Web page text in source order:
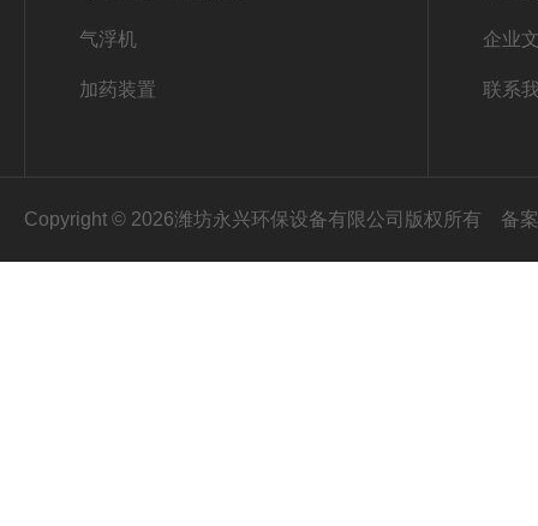
气浮机
加药装置
企业
联系
Copyright © 2026潍坊永兴环保设备有限公司版权所有 备